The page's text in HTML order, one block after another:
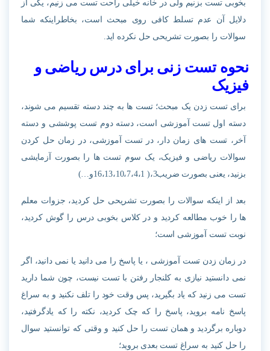
بخوبی تست بزنیم ولی در خانه خیلی راحت تست می زنیم، یکی از
دلایل آن عدم تسلط کافی روی مبحث است، بخاطراینکه شما
سوالات را بصورت تشریحی حل نکرده اید.
نحوه تست زنی برای درس ریاضی و
فیزیک
برای تست زدن یک مبحث؛ تست ها به چند دسته تقسیم می شوند،
دسته اول تست آموزشی است، دسته دوم تست پوششی و دسته
آخر، تست های زمان دار، در تست آموزشی، در زمان حل کردن
سوالات ریاضی و فیزیک، یک سوم تست ها را بصورت آزمایشی
بزنید، یعنی بصورت ضریب3،( 16،13،10،7،4،1و…)
بعد از اینکه سوالات را بصورت تشریحی حل کردید، جزوات معلم
ها را خوب مطالعه کردید و در کلاس بخوبی درس را گوش کردید،
نوبت تست آموزشی است؛
در زمان زدن تست آموزشی ، یا پاسخ را می دانید یا نمی دانید، اگر
نمی دانستید نیازی به کلنجار رفتن با تست نیست، چون شما دارید
تست می زنید که یاد بگیرید، پس وقت خود را تلف نکنید و به سراغ
پاسخ نامه بروید، پاسخ را که چک کردید، نکته را که یادگرفتید،
دوباره برگردید و همان تست را حل کنید و وقتی که توانستید سوال
را حل کنید به سراغ تست بعدی بروید؛